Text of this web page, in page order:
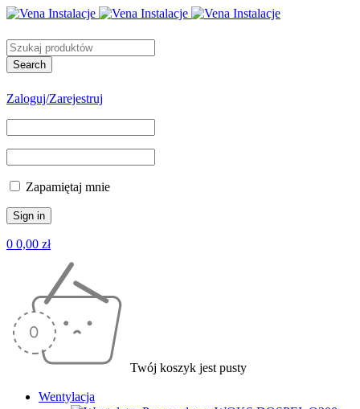
Zaloguj/Zarejestruj
Zapamiętaj mnie
0 0,00 zł
Twój koszyk jest pusty
Wentylacja